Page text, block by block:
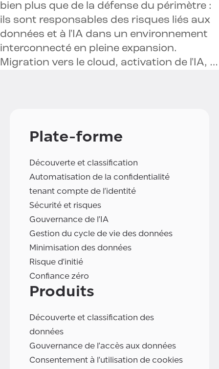
bien plus que de la défense du périmètre :
ils sont responsables des risques liés aux
données et à l'IA dans un environnement
interconnecté en pleine expansion.
Migration vers le cloud, activation de l'IA, …
Plate-forme
Découverte et classification
Automatisation de la confidentialité
tenant compte de l'identité
Sécurité et risques
Gouvernance de l'IA
Gestion du cycle de vie des données
Minimisation des données
Risque d'initié
Confiance zéro
Produits
Découverte et classification des
données
Gouvernance de l'accès aux données
Consentement à l'utilisation de cookies